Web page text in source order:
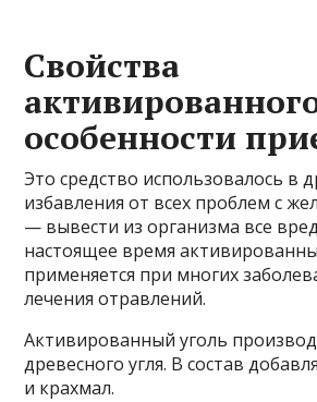
Свойства
особенности
Это средство использовалось в
избавления от всех проблем с
— вывести из организма все
настоящее время
применяется при многих
лечения отравлений.
Активированный уголь
древесного угля. В состав
и крахмал.